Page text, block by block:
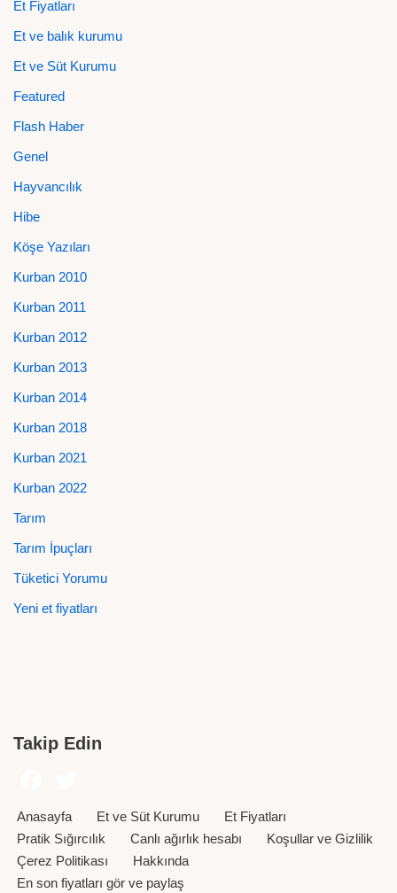
Et Fiyatları
Et ve balık kurumu
Et ve Süt Kurumu
Featured
Flash Haber
Genel
Hayvancılık
Hibe
Köşe Yazıları
Kurban 2010
Kurban 2011
Kurban 2012
Kurban 2013
Kurban 2014
Kurban 2018
Kurban 2021
Kurban 2022
Tarım
Tarım İpuçları
Tüketici Yorumu
Yeni et fiyatları
Takip Edin
Anasayfa Et ve Süt Kurumu
Et Fiyatları
Pratik Sığırcılık
Canlı ağırlık hesabı
Koşullar ve Gizlilik
Çerez Politikası
Hakkında
En son fiyatları gör ve paylaş